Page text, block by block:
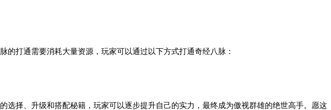
打通需要消耗大量资源，玩家可以通过以下方式打通奇经八脉：
择、升级和搭配秘籍，玩家可以逐步提升自己的实力，最终成为傲视群雄的绝世高手。愿这